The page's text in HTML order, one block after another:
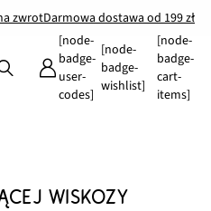
zwrotDarmowa dostawa od 199 zł
[node-
badge-
user-
codes]
[node-
badge-
wishlist]
[node-
badge-
cart-
items]
WISKOZY